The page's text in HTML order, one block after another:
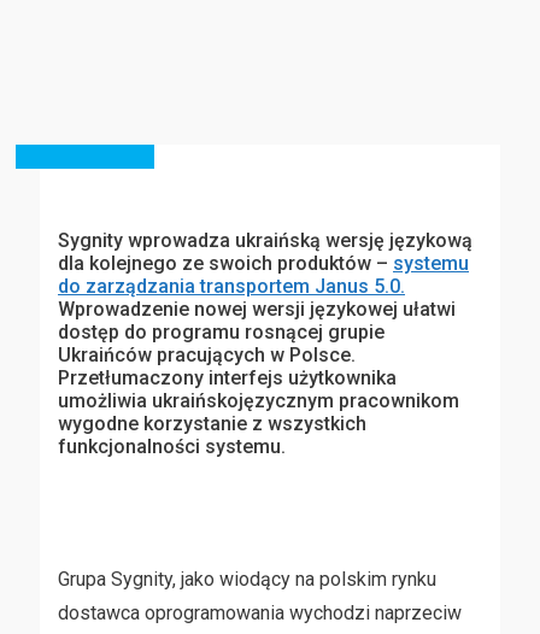
Sygnity wprowadza ukraińską wersję językową
dla kolejnego ze swoich produktów – systemu
do zarządzania transportem Janus 5.0.
Wprowadzenie nowej wersji językowej ułatwi
dostęp do programu rosnącej grupie
Ukraińców pracujących w Polsce.
Przetłumaczony interfejs użytkownika
umożliwia ukraińskojęzycznym pracownikom
wygodne korzystanie z wszystkich
funkcjonalności systemu.
Grupa Sygnity, jako wiodący na polskim rynku
dostawca oprogramowania wychodzi naprzeciw